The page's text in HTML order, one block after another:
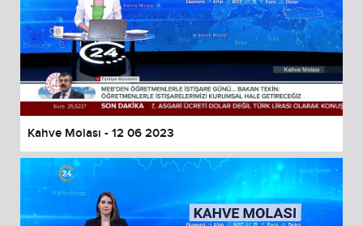
Kahve Molası - 12 06 2023